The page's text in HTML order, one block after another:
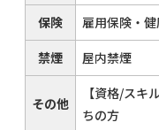
保険
雇用保険・
禁煙
屋内禁煙
その他
【資格/スキ
ちの方